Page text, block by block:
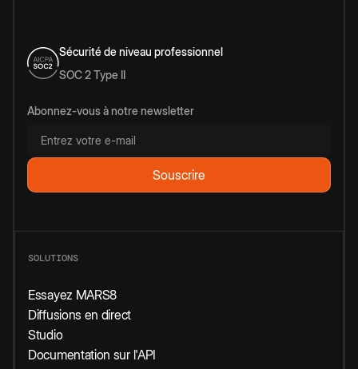
Sécurité de niveau professionnel
SOC 2 Type II
Abonnez-vous à notre newsletter
SOLUTIONS
Essayez MARS8
Diffusions en direct
Studio
Documentation sur l'API